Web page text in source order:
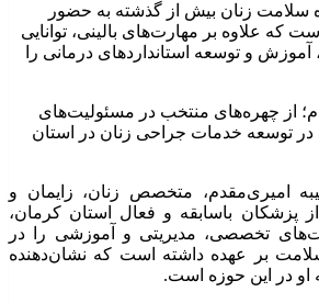
سلامت زنان بیش از گذشته به حضور
که علاوه بر مهارت‌های بالینی، توانایی
و توسعه استانداردهای درمانی را
امیری‌مقدم، متخصص زنان، زایمان و
پزشکان باسابقه و فعال استان کرمان،
تخصصی، مدیریتی و آموزشی را در
بر عهده داشته است که نشان‌دهنده
او در این حوزه است.